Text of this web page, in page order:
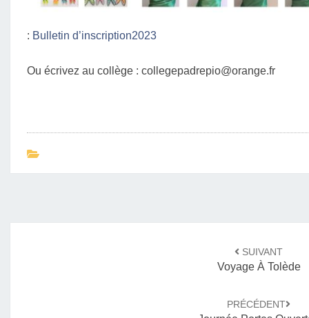
: Bulletin d’inscription2023
Ou écrivez au collège : collegepadrepio@orange.fr
SUIVANT
Voyage À Tolède
PRÉCÉDENT